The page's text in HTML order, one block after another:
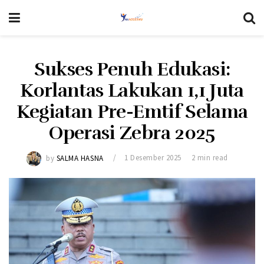
Sukses Penuh Edukasi:
Korlantas Lakukan 1,1 Juta
Kegiatan Pre-Emtif Selama
Operasi Zebra 2025
by SALMA HASNA 1 Desember 2025 2 min read